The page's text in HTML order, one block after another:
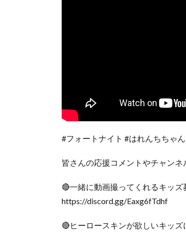
#フォートナイト #はれんちちゃん
皆さんの応援コメントやチャン
🔴一緒に動画撮ってくれるキッズ
https://discord.gg/Eaxg6fTdhf
🔴ヒーロースキンが欲しいキッ